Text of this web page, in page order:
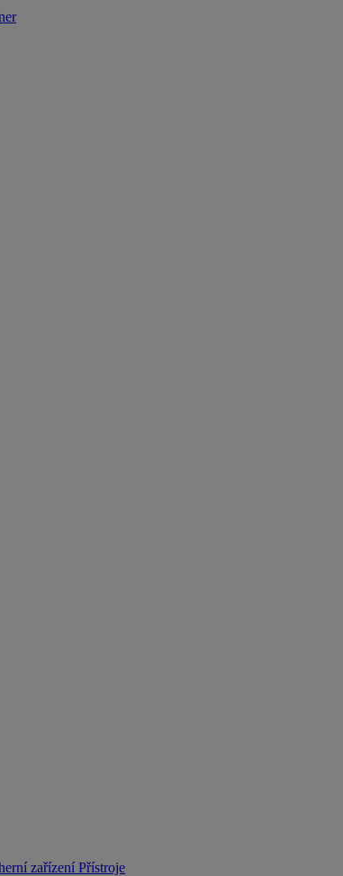
zařízení Přístroje